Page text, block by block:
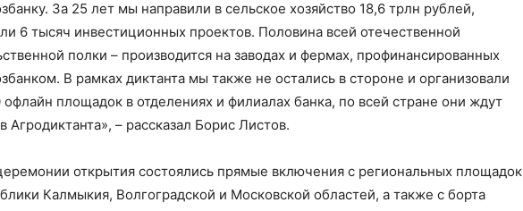
За 25 лет мы направили в сельское хозяйство 18,6 трлн рублей,
6 тысяч инвестиционных проектов. Половина всей отечественной
полки – производится на заводах и фермах, профинансированных
В рамках диктанта мы также не остались в стороне и организовали
площадок в отделениях и филиалах банка, по всей стране они ждут
Агродиктанта», – рассказал Борис Листов.
открытия состоялись прямые включения с региональных площадок
Калмыкия, Волгоградской и Московской областей, а также с борта